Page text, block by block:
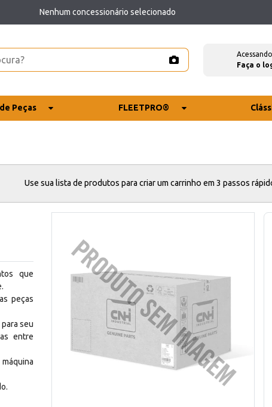
Nenhum concessionário selecionado
Faça o
Peças FLEETPRO®
Use sua lista de produtos para criar um carrinho em 3 passos
que
peças
seu
entre